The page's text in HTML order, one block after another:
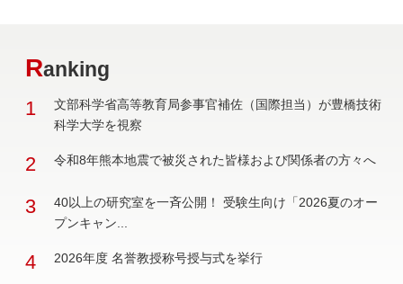
Ranking
1
文部科学省高等教育局参事官補佐（国際担当）が豊橋技術
科学大学を視察
2 令和8年熊本地震で被災された皆様および関係者の方々へ
3
40以上の研究室を一斉公開！ 受験生向け「2026夏のオー
プンキャン...
4 2026年度 名誉教授称号授与式を挙行